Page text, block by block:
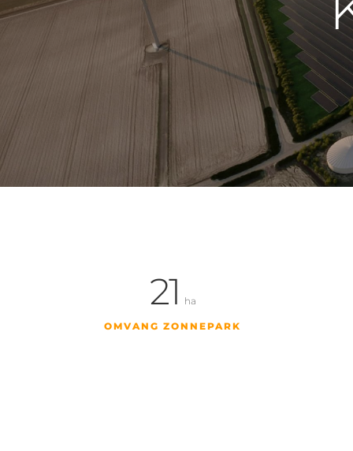
21ha
OMVANG ZONNEPARK